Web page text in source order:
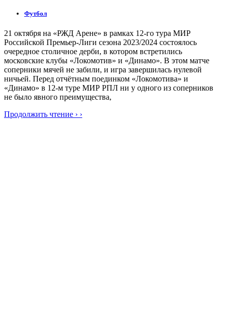
Футбол
21 октября на «РЖД Арене» в рамках 12-го тура МИР
Российской Премьер-Лиги сезона 2023/2024 состоялось
очередное столичное дерби, в котором встретились
московские клубы «Локомотив» и «Динамо». В этом матче
соперники мячей не забили, и игра завершилась нулевой
ничьей. Перед отчётным поединком «Локомотива» и
«Динамо» в 12-м туре МИР РПЛ ни у одного из соперников
не было явного преимущества,
Продолжить чтение › ›